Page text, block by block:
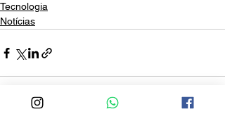
Tecnologia
Notícias